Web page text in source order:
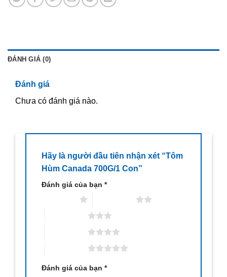
ĐÁNH GIÁ (0)
Đánh giá
Chưa có đánh giá nào.
Hãy là người đầu tiên nhận xét “Tôm
Hùm Canada 700G/1 Con”
Đánh giá của bạn *
Đánh giá của bạn *